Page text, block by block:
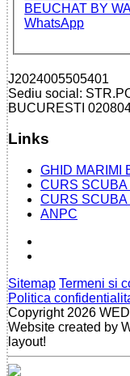
J2024005505401
Sediu social:
BUCURESTI
Links
GHID MARIMI
CURS SCUBA
CURS SCUBA
ANPC
Sitemap Termeni si
Politica
Copyright 2026
Website created by
layout!